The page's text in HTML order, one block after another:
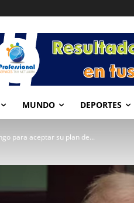
MUNDO DEPORTES
para aceptar su plan de...